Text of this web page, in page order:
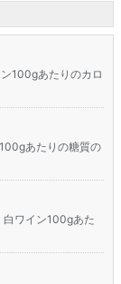
100gあたりのカロ
あたりの糖質の
ワイン100gあた